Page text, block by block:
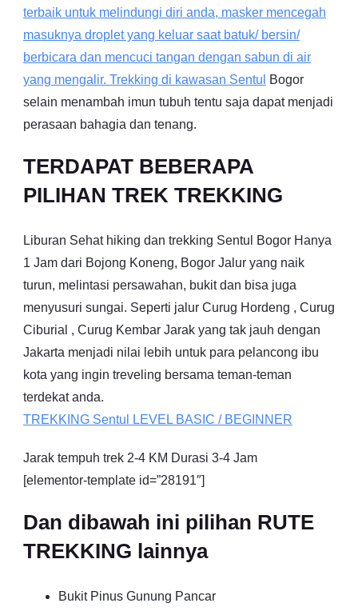
terbaik untuk melindungi diri anda, masker mencegah
masuknya droplet yang keluar saat batuk/ bersin/
berbicara dan mencuci tangan dengan sabun di air
yang mengalir. Trekking di kawasan Sentul
Bogor
selain menambah imun tubuh tentu saja dapat menjadi
perasaan bahagia dan tenang.
TERDAPAT BEBERAPA
PILIHAN TREK TREKKING
Liburan Sehat hiking dan trekking Sentul Bogor Hanya
1 Jam dari Bojong Koneng, Bogor Jalur yang naik
turun, melintasi persawahan, bukit dan bisa juga
menyusuri sungai. Seperti jalur Curug Hordeng , Curug
Ciburial , Curug Kembar Jarak yang tak jauh dengan
Jakarta menjadi nilai lebih untuk para pelancong ibu
kota yang ingin treveling bersama teman-teman
terdekat anda.
TREKKING Sentul LEVEL BASIC / BEGINNER
Jarak tempuh trek 2-4 KM Durasi 3-4 Jam
[elementor-template id=”28191″]
Dan dibawah ini pilihan RUTE
TREKKING lainnya
Bukit Pinus Gunung Pancar